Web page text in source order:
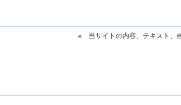
※ 当サイトの内容、テキスト、